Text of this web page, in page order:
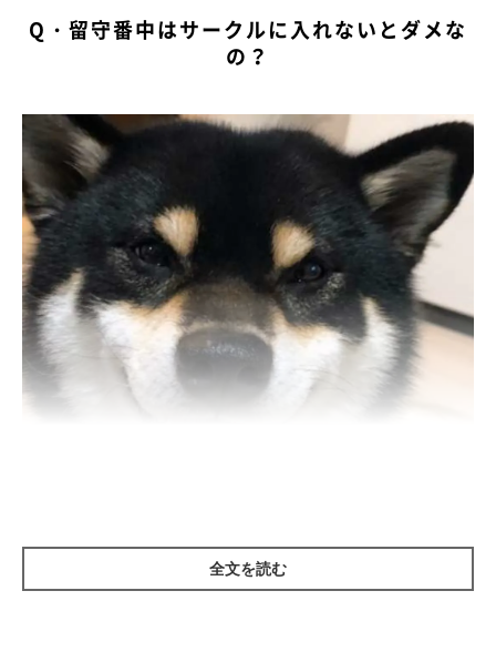
Q・留守番中はサークルに入れないとダメな
の？
全文を読む